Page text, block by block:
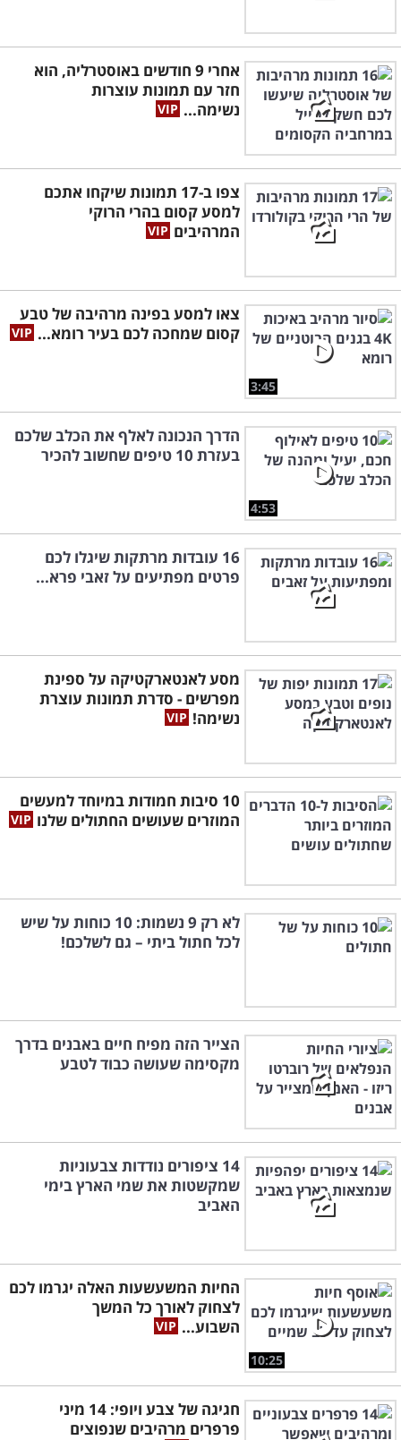
אחרי 9 חודשים באוסטרליה, הוא
חזר עם תמונות עוצרות
נשימה...
צפו ב-17 תמונות שיקחו אתכם
למסע קסום בהרי הרוקי
המרהיבים
3:45
צאו למסע בפינה מרהיבה של טבע
קסום שמחכה לכם בעיר רומא...
4:53
הדרך הנכונה לאלף את הכלב שלכם
בעזרת 10 טיפים שחשוב להכיר
16 עובדות מרתקות שיגלו לכם
פרטים מפתיעים על זאבי פרא...
מסע לאנטארקטיקה על ספינת
מפרשים - סדרת תמונות עוצרת
נשימה!
10 סיבות חמודות במיוחד למעשים
המוזרים שעושים החתולים שלנו
לא רק 9 נשמות: 10 כוחות על שיש
לכל חתול ביתי – גם לשלכם!
הצייר הזה מפיח חיים באבנים בדרך
מקסימה שעושה כבוד לטבע
14 ציפורים נודדות צבעוניות
שמקשטות את שמי הארץ בימי
האביב
10:25
החיות המשעשעות האלה יגרמו לכם
לצחוק לאורך כל המשך
השבוע...
חגיגה של צבע ויופי: 14 מיני
פרפרים מרהיבים שנפוצים